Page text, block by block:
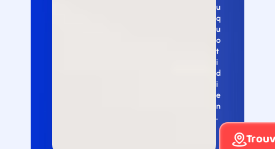
u
q
u
o
t
i
d
i
e
n
.